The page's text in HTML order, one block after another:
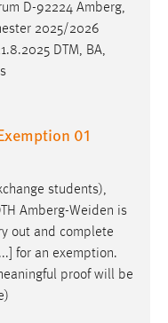
D-92224 Amberg,
2025/2026
DTM, BA,
01
students),
Amberg-Weiden is
out and complete
for an exemption.
proof will be